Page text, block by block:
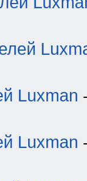
Luxman
Luxman